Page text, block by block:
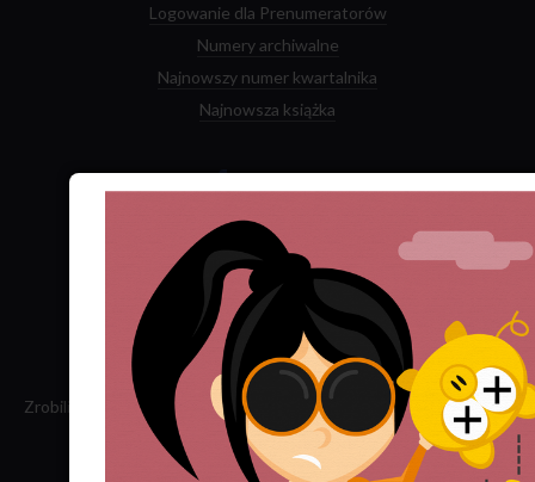
Logowanie dla Prenumeratorów
Numery archiwalne
Najnowszy numer kwartalnika
Najnowsza książka
Facebook
Twitter
YouTube
Zrobiliśmy tę stronę, składamy „Nowego Obywatela”. Nasz dochód
przeznaczamy na jego wydawanie.
Zatrudnij nas do projektu!